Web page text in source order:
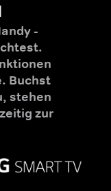
-
Buchst
stehen
zur